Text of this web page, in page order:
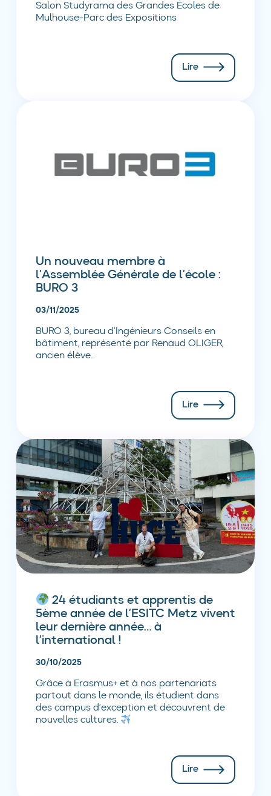
Salon Studyrama des Grandes Écoles de
Mulhouse-Parc des Expositions
Lire
Un nouveau membre à
l’Assemblée Générale de l’école :
BURO 3
03/11/2025
BURO 3, bureau d’Ingénieurs Conseils en
bâtiment, représenté par Renaud OLIGER,
ancien élève...
Lire
24 étudiants et apprentis de
5ème année de l’ESITC Metz vivent
leur dernière année… à
l’international !
30/10/2025
Grâce à Erasmus+ et à nos partenariats
partout dans le monde, ils étudient dans
des campus d’exception et découvrent de
nouvelles cultures.
Lire